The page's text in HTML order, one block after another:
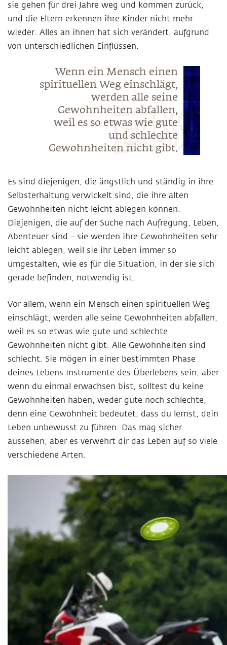
sie gehen für drei Jahre weg und kommen zurück,
und die Eltern erkennen ihre Kinder nicht mehr
wieder. Alles an ihnen hat sich verändert, aufgrund
von unterschiedlichen Einflüssen.
Wenn ein Mensch einen
spirituellen Weg einschlägt,
werden alle seine
Gewohnheiten abfallen,
weil es so etwas wie gute
und schlechte
Gewohnheiten nicht gibt.
Es sind diejenigen, die ängstlich und ständig in ihre
Selbsterhaltung verwickelt sind, die ihre alten
Gewohnheiten nicht leicht ablegen können.
Diejenigen, die auf der Suche nach Aufregung, Leben,
Abenteuer sind – sie werden ihre Gewohnheiten sehr
leicht ablegen, weil sie ihr Leben immer so
umgestalten, wie es für die Situation, in der sie sich
gerade befinden, notwendig ist.
Vor allem, wenn ein Mensch einen spirituellen Weg
einschlägt, werden alle seine Gewohnheiten abfallen,
weil es so etwas wie gute und schlechte
Gewohnheiten nicht gibt. Alle Gewohnheiten sind
schlecht. Sie mögen in einer bestimmten Phase
deines Lebens Instrumente des Überlebens sein, aber
wenn du einmal erwachsen bist, solltest du keine
Gewohnheiten haben, weder gute noch schlechte,
denn eine Gewohnheit bedeutet, dass du lernst, dein
Leben unbewusst zu führen. Das mag sicher
aussehen, aber es verwehrt dir das Leben auf so viele
verschiedene Arten.